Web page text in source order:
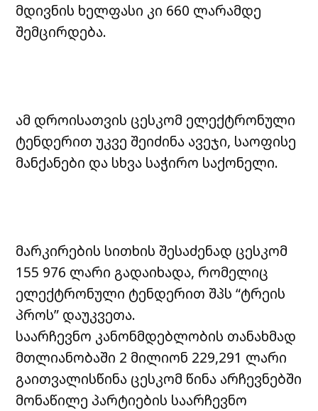
მდივნის ხელფასი კი 660 ლარამდე
შემცირდება.
ამ დროისათვის ცესკომ ელექტრონული
ტენდერით უკვე შეიძინა ავეჯი, საოფისე
მანქანები და სხვა საჭირო საქონელი.
მარკირების სითხის შესაძენად ცესკომ
155 976 ლარი გადაიხადა, რომელიც
ელექტრონული ტენდერით შპს “ტრეის
პროს” დაუკვეთა.
საარჩევნო კანონმდებლობის თანახმად
მთლიანობაში 2 მილიონ 229,291 ლარი
გაითვალისწინა ცესკომ წინა არჩევნებში
მონაწილე პარტიების საარჩევნო